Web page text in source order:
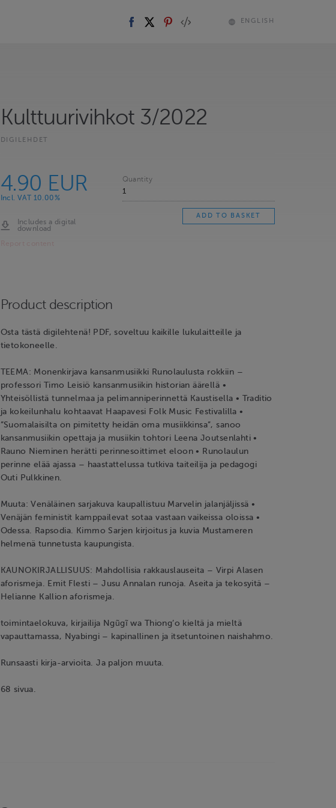
ENGLISH
Kulttuurivihkot 3/2022
DIGILEHDET
4.90 EUR
Incl. VAT 10.00%
Includes a digital
download
Quantity
Product description
Osta tästä digilehtenä! PDF, soveltuu kaikille lukulaitteille ja
tietokoneelle.
TEEMA: Monenkirjava kansanmusiikki Runolaulusta rokkiin –
professori Timo Leisiö kansanmusiikin historian äärellä •
Yhteisöllistä tunnelmaa ja pelimanniperinnettä Kaustisella • Traditio
ja kokeilunhalu kohtaavat Haapavesi Folk Music Festivalilla •
”Suomalaisilta on pimitetty heidän oma musiikkinsa”, sanoo
kansanmusiikin opettaja ja musiikin tohtori Leena Joutsenlahti •
Rauno Nieminen herätti perinnesoittimet eloon • Runolaulun
perinne elää ajassa – haastattelussa tutkiva taiteilija ja pedagogi
Outi Pulkkinen.
Muuta: Venäläinen sarjakuva kaupallistuu Marvelin jalanjäljissä •
Venäjän feministit kamppailevat sotaa vastaan vaikeissa oloissa •
Odessa. Rapsodia. Kimmo Sarjen kirjoitus ja kuvia Mustameren
helmenä tunnetusta kaupungista.
KAUNOKIRJALLISUUS: Mahdollisia rakkauslauseita – Virpi Alasen
aforismeja. Emit Flesti – Jusu Annalan runoja. Aseita ja tekosyitä –
Helianne Kallion aforismeja.
toimintaelokuva, kirjailija Ngũgĩ wa Thiong’o kieltä ja mieltä
vapauttamassa, Nyabingi – kapinallinen ja itsetuntoinen naishahmo.
Runsaasti kirja-arvioita. Ja paljon muuta.
68 sivua.